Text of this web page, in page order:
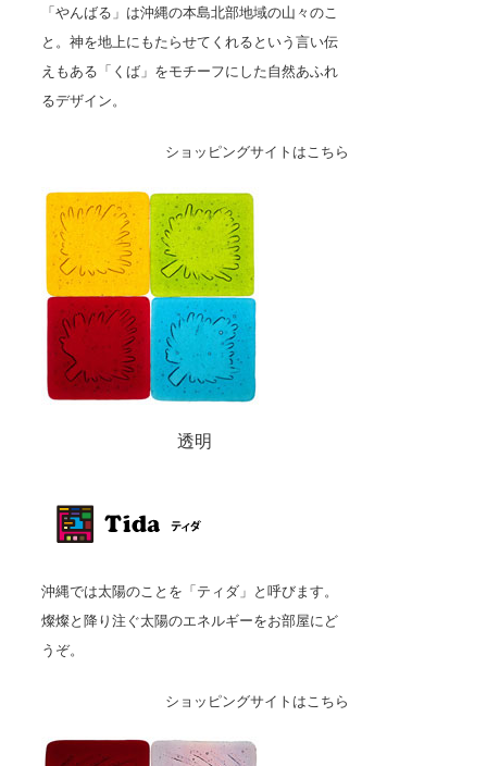
「やんばる」は沖縄の本島北部地域の山々のこ
と。神を地上にもたらせてくれるという言い伝
えもある「くば」をモチーフにした自然あふれ
るデザイン。
ショッピングサイトはこちら
透明
沖縄では太陽のことを「ティダ」と呼びます。
燦燦と降り注ぐ太陽のエネルギーをお部屋にど
うぞ。
ショッピングサイトはこちら